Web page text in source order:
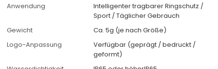
Anwendung
Intelligenter tragbarer Ringschutz /
Sport / Täglicher Gebrauch
Gewicht
Ca. 5g (je nach Größe)
Logo-Anpassung
Verfügbar (geprägt / bedruckt /
geformt)